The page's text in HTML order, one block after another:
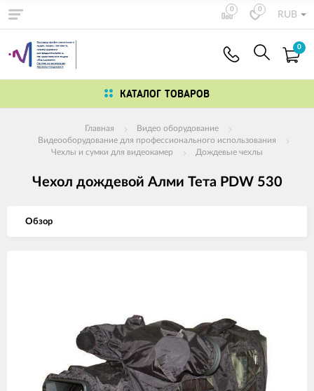
0 0
RUB
0
КАТАЛОГ ТОВАРОВ
Главная
Видео оборудование
Видеооборудование для профессионального использования
Чехлы и сумки для видеокамер
Дождевые чехлы
Чехол дождевой Алми Teтa PDW 530
Обзор